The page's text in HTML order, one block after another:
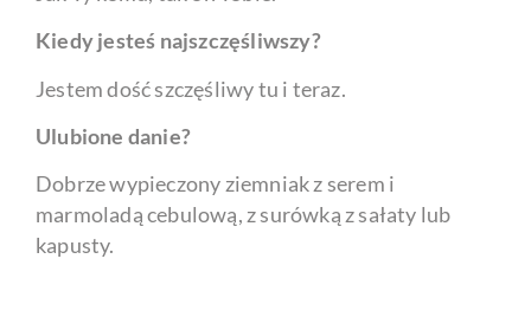
Kiedy jesteś najszczęśliwszy?
Jestem dość szczęśliwy tu i teraz.
Ulubione danie?
Dobrze wypieczony ziemniak z serem i
marmoladą cebulową, z surówką z sałaty lub
kapusty.